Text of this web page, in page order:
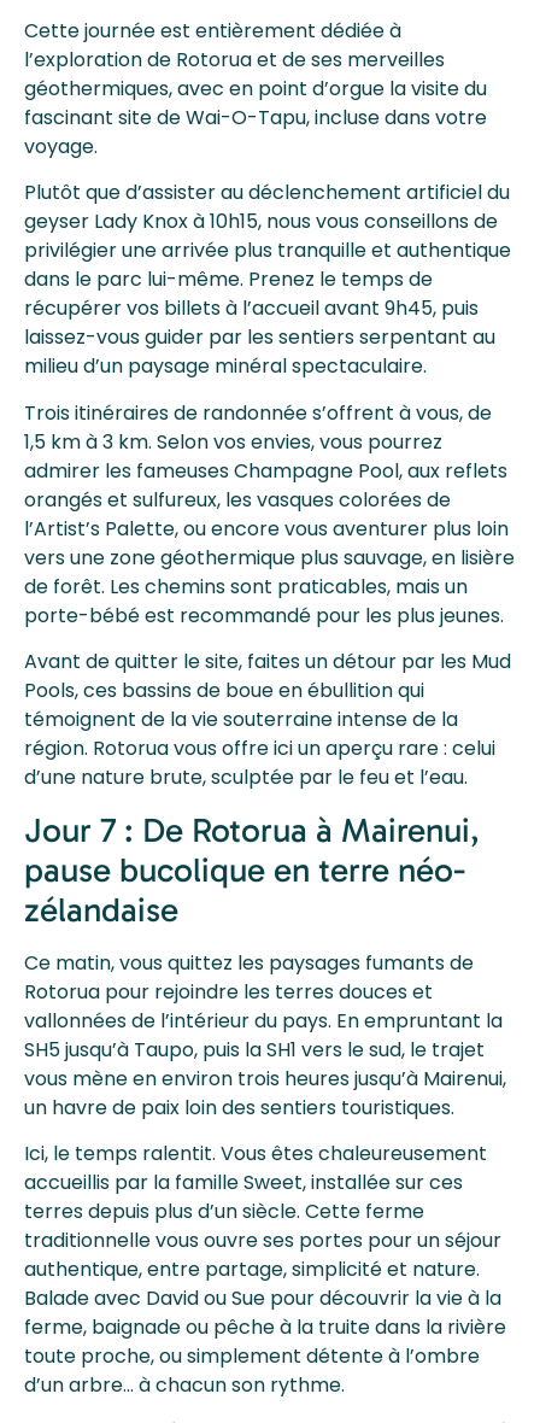
Cette journée est entièrement dédiée à
l’exploration de Rotorua et de ses merveilles
géothermiques, avec en point d’orgue la visite du
fascinant site de Wai-O-Tapu, incluse dans votre
voyage.
Plutôt que d’assister au déclenchement artificiel du
geyser Lady Knox à 10h15, nous vous conseillons de
privilégier une arrivée plus tranquille et authentique
dans le parc lui-même. Prenez le temps de
récupérer vos billets à l’accueil avant 9h45, puis
laissez-vous guider par les sentiers serpentant au
milieu d’un paysage minéral spectaculaire.
Trois itinéraires de randonnée s’offrent à vous, de
1,5 km à 3 km. Selon vos envies, vous pourrez
admirer les fameuses Champagne Pool, aux reflets
orangés et sulfureux, les vasques colorées de
l’Artist’s Palette, ou encore vous aventurer plus loin
vers une zone géothermique plus sauvage, en lisière
de forêt. Les chemins sont praticables, mais un
porte-bébé est recommandé pour les plus jeunes.
Avant de quitter le site, faites un détour par les Mud
Pools, ces bassins de boue en ébullition qui
témoignent de la vie souterraine intense de la
région. Rotorua vous offre ici un aperçu rare : celui
d’une nature brute, sculptée par le feu et l’eau.
Jour 7 : De Rotorua à Mairenui,
pause bucolique en terre néo-
zélandaise
Ce matin, vous quittez les paysages fumants de
Rotorua pour rejoindre les terres douces et
vallonnées de l’intérieur du pays. En empruntant la
SH5 jusqu’à Taupo, puis la SH1 vers le sud, le trajet
vous mène en environ trois heures jusqu’à Mairenui,
un havre de paix loin des sentiers touristiques.
Ici, le temps ralentit. Vous êtes chaleureusement
accueillis par la famille Sweet, installée sur ces
terres depuis plus d’un siècle. Cette ferme
traditionnelle vous ouvre ses portes pour un séjour
authentique, entre partage, simplicité et nature.
Balade avec David ou Sue pour découvrir la vie à la
ferme, baignade ou pêche à la truite dans la rivière
toute proche, ou simplement détente à l’ombre
d’un arbre… à chacun son rythme.